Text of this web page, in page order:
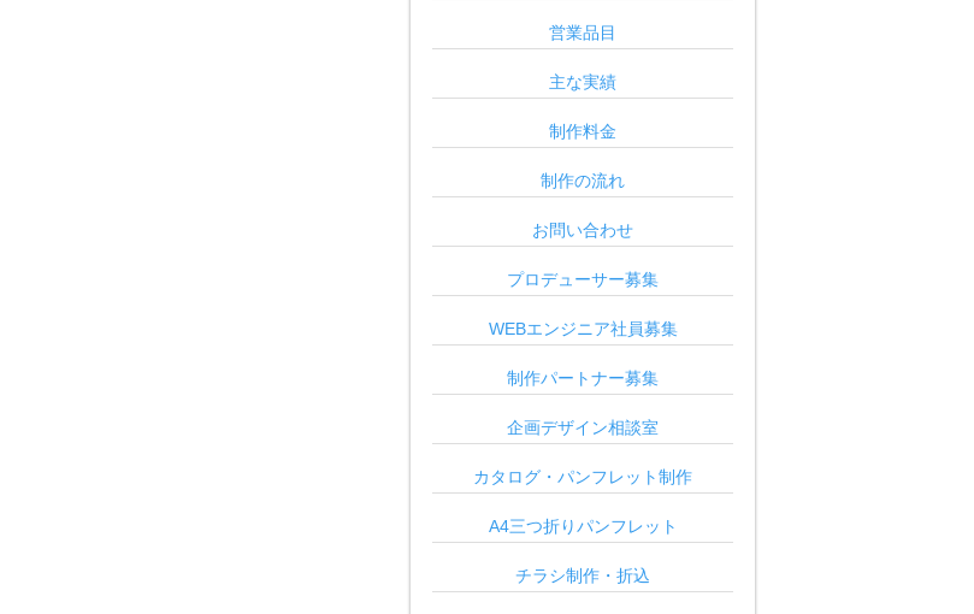
営業品目
主な実績
制作料金
制作の流れ
お問い合わせ
プロデューサー募集
WEBエンジニア社員募集
制作パートナー募集
企画デザイン相談室
カタログ・パンフレット制作
A4三つ折りパンフレット
チラシ制作・折込